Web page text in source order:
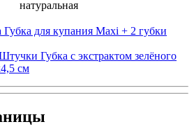
натуральная
для купания Maxi + 2 губки
Губка с экстрактом зелёного
см